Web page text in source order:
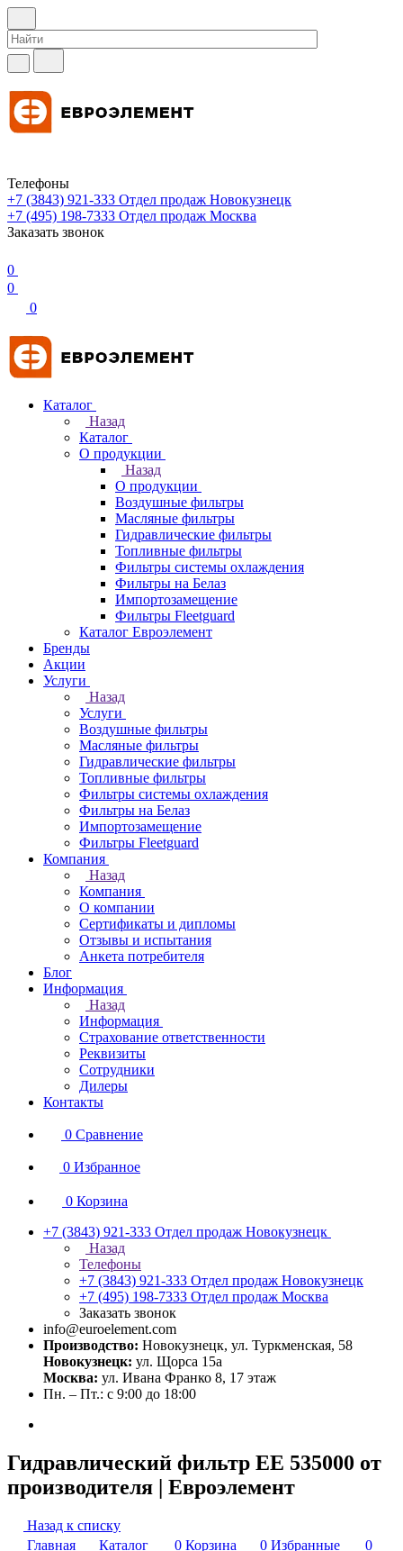
Телефоны
+7 (3843) 921-333 Отдел продаж Новокузнецк
+7 (495) 198-7333 Отдел продаж Москва
Заказать звонок
0
0
0
Каталог
Назад
Каталог
О продукции
Назад
О продукции
Воздушные фильтры
Масляные фильтры
Гидравлические фильтры
Топливные фильтры
Фильтры системы охлаждения
Фильтры на Белаз
Импортозамещение
Фильтры Fleetguard
Каталог Евроэлемент
Бренды
Акции
Услуги
Назад
Услуги
Воздушные фильтры
Масляные фильтры
Гидравлические фильтры
Топливные фильтры
Фильтры системы охлаждения
Фильтры на Белаз
Импортозамещение
Фильтры Fleetguard
Компания
Назад
Компания
О компании
Сертификаты и дипломы
Отзывы и испытания
Анкета потребителя
Блог
Информация
Назад
Информация
Страхование ответственности
Реквизиты
Сотрудники
Дилеры
Контакты
0 Сравнение
0 Избранное
0 Корзина
+7 (3843) 921-333 Отдел продаж Новокузнецк
Назад
Телефоны
+7 (3843) 921-333 Отдел продаж Новокузнецк
+7 (495) 198-7333 Отдел продаж Москва
Заказать звонок
info@euroelement.com
Производство: Новокузнецк, ул. Туркменская, 58
Новокузнецк: ул. Щорса 15а
Москва: ул. Ивана Франко 8, 17 этаж
Пн. – Пт.: с 9:00 до 18:00
Гидравлический фильтр ЕЕ 535000 от
производителя | Евроэлемент
Назад к списку
Главная
Каталог 0 Корзина 0 Избранные
0